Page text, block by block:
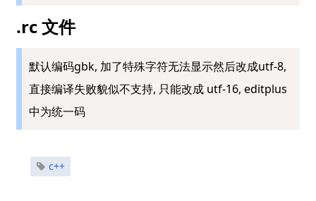
.rc 文件
默认编码gbk, 加了特殊字符无法显示然后改成utf-8,
直接编译失败貌似不支持, 只能改成 utf-16, editplus
中为统一码
c++